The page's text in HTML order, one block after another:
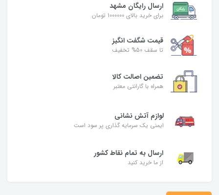
ارسال رایگان مشهد
برای خرید بالای 1000000 تومان
قیمت شگفت‌ انگیز
تا سقف 50% تخفیف
تضمین اصالت کالا
همراه با گارانتی معتبر
لوازم آتش نشانی
ایمنی یک سرمایه گذاری پر سود است
ارسال به تمام نقاط کشور
از ما خرید کنید